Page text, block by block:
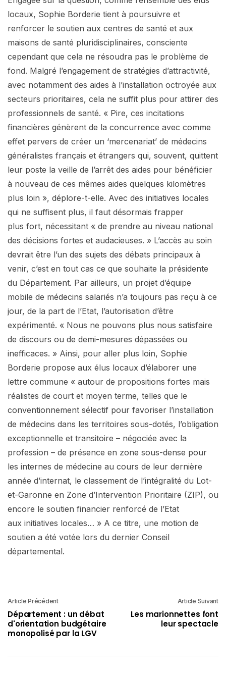
locaux, Sophie Borderie tient à poursuivre et
renforcer le soutien aux centres de santé et aux
maisons de santé pluridisciplinaires, consciente
cependant que cela ne résoudra pas le problème de
fond. Malgré l’engagement de stratégies d’attractivité,
avec notamment des aides à l’installation octroyée aux
secteurs prioritaires, cela ne suffit plus pour attirer des
professionnels de santé. « Pire, ces incitations
financières génèrent de la concurrence avec comme
effet pervers de créer un ‘mercenariat’ de médecins
généralistes français et étrangers qui, souvent, quittent
leur poste la veille de l’arrêt des aides pour bénéficier
à nouveau de ces mêmes aides quelques kilomètres
plus loin », déplore-t-elle. Avec des initiatives locales
qui ne suffisent plus, il faut désormais frapper
plus fort, nécessitant « de prendre au niveau national
des décisions fortes et audacieuses. » L’accès au soin
devrait être l’un des sujets des débats principaux à
venir, c’est en tout cas ce que souhaite la présidente
du Département. Par ailleurs, un projet d’équipe
mobile de médecins salariés n’a toujours pas reçu à ce
jour, de la part de l’Etat, l’autorisation d’être
expérimenté. « Nous ne pouvons plus nous satisfaire
de discours ou de demi-mesures dépassées ou
inefficaces. » Ainsi, pour aller plus loin, Sophie
Borderie propose aux élus locaux d’élaborer une
lettre commune « autour de propositions fortes mais
réalistes de court et moyen terme, telles que le
conventionnement sélectif pour favoriser l’installation
de médecins dans les territoires sous-dotés, l’obligation
exceptionnelle et transitoire – négociée avec la
profession – de présence en zone sous-dense pour
les internes de médecine au cours de leur dernière
année d’internat, le classement de l’intégralité du Lot-
et-Garonne en Zone d’Intervention Prioritaire (ZIP), ou
encore le soutien financier renforcé de l’Etat
aux initiatives locales… » A ce titre, une motion de
soutien a été votée lors du dernier Conseil
départemental.
Article Précédent
Département : un débat
d'orientation budgétaire
monopolisé par la LGV
Article Suivant
Les marionnettes font
leur spectacle